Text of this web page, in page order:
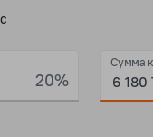
20%
Сумма